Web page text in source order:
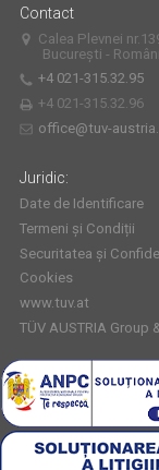
Contact
Calea Plevnei
București -
+4 021-315.32.95
+4 021-315.32.96
office@tuv-
Juridic:
Date de Identificare
Termeni și Condiții
Securitatea și
Cookies
www.tuv.at
TÜV AUSTRIA Group